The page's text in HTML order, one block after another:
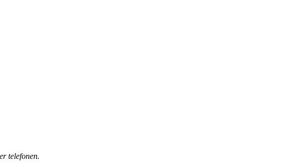
telefonen.